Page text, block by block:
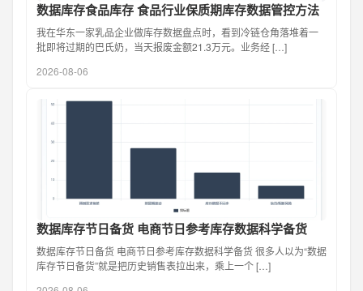
数据库存食品库存 食品行业保质期库存数据管控方法
我在华东一家乳品企业做库存数据盘点时，看到冷链仓角落堆着一
批即将过期的巴氏奶，当天报废金额21.3万元。业务经 […]
2026-08-06
数据库存节日备货 电商节日参考库存数据科学备货
数据库存节日备货 电商节日参考库存数据科学备货 很多人以为“数据
库存节日备货”就是把历史销售表拉出来，乘上一个 […]